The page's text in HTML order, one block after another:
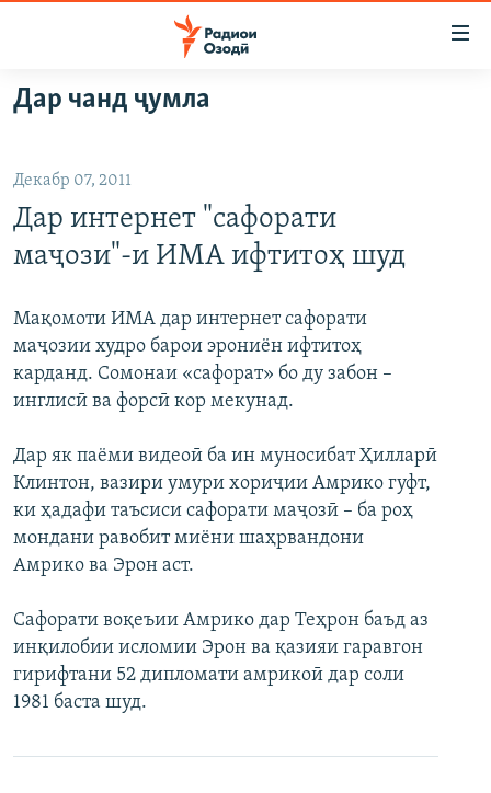
Ҷаҳиш
ба
аслӣ
Ҷаҳиш
ба
феҳристи
Ҷаҳиш
ҷустор
ГӮШАҲО
ҶОМЕА
ОСИЁИ МАРКАЗӢ
ФАРҲАНГ
МЕҲМОНИ ОЗОДӢ
РӮЗГОРИ МУҲОҶИР
САЛОМ, ХОҲАР
ТАҲҚИҚОТ
ҶАНГ ДАР УКРАИНА
НАЗАРИ МАРДУМ
БЛОГИСТОН
ЧАНДРАСОНАӢ
НИГОРИСТОН
ГУЗОРИШҲОИ РАДИОӢ
КИТОБҲОИ ОЗОДӢ
Русский
Дар чанд ҷумла
Декабр 07, 2011
Дар интернет "сафорати
маҷози"-и ИМА ифтитоҳ шуд
Мақомоти ИМА дар интернет сафорати
маҷозии худро барои эрониён ифтитоҳ
карданд. Сомонаи «сафорат» бо ду забон –
инглисӣ ва форсӣ кор мекунад.
Дар як паёми видеоӣ ба ин муносибат Ҳилларӣ
Клинтон, вазири умури хориҷии Амрико гуфт,
ки ҳадафи таъсиси сафорати маҷозӣ – ба роҳ
мондани равобит миёни шаҳрвандони
Амрико ва Эрон аст.
Сафорати воқеъии Амрико дар Теҳрон баъд аз
инқилобии исломии Эрон ва қазияи гаравгон
гирифтани 52 дипломати амрикоӣ дар соли
1981 баста шуд.